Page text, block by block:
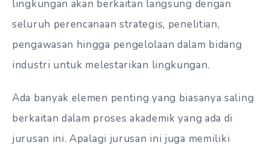
lingkungan akan berkaitan langsung dengan
seluruh perencanaan strategis, penelitian,
pengawasan hingga pengelolaan dalam bidang
industri untuk melestarikan lingkungan.
Ada banyak elemen penting yang biasanya saling
berkaitan dalam proses akademik yang ada di
jurusan ini. Apalagi jurusan ini juga memiliki